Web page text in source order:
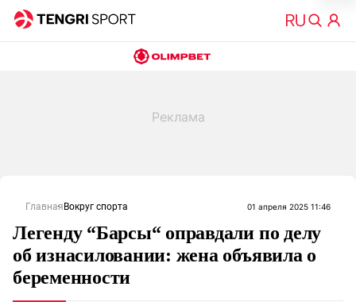
Главная Вокруг спорта 01 апреля 2025 11:46
Легенду “Барсы“ оправдали по делу
об изнасиловании: жена объявила о
беременности